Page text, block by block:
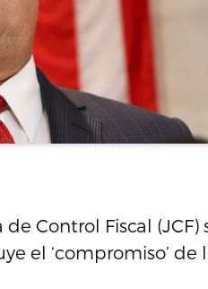
Control Fiscal (JCF)
el ‘compromiso’ de